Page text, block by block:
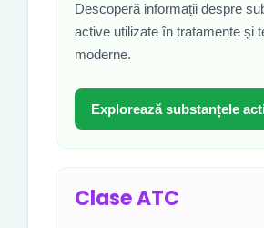
Descoperă informații despre
active utilizate în tratamente și
moderne.
Explorează substanțele
Clase ATC